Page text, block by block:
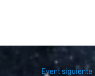
Event siguiente